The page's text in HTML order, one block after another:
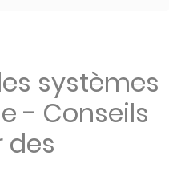
systèmes
- Conseils
des